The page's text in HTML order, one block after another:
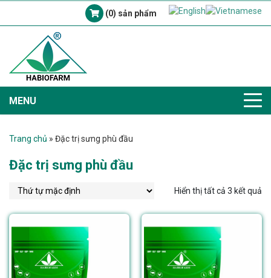
(0) sản phẩm
MENU
Trang chủ » Đặc trị sưng phù đầu
Đặc trị sưng phù đầu
Hiển thị tất cả 3 kết quả